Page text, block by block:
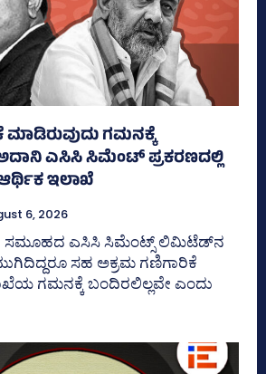
ಮಾಡಿರುವುದು ಗಮನಕ್ಕೆ
ಎಸಿಸಿ ಸಿಮೆಂಟ್ ಪ್ರಕರಣದಲ್ಲಿ
ಇಲಾಖೆ
6, 2026
ಸಮೂಹದ ಎಸಿಸಿ ಸಿಮೆಂಟ್ಸ್‌ ಲಿಮಿಟೆಡ್‌ನ
ಸಹ ಅಕ್ರಮ ಗಣಿಗಾರಿಕೆ
ಗಮನಕ್ಕೆ ಬಂದಿರಲಿಲ್ಲವೇ ಎಂದು